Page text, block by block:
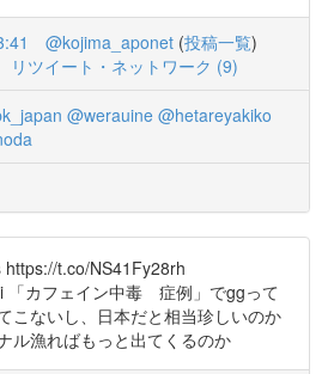
@kojima_aponet (投稿一覧)
リツイート・ネットワーク (9)
@werauine @hetareyakiko
t.co/NS41Fy28rh
「カフェイン中毒 症例」でggって
こないし、日本だと相当珍しいのか
ル漁ればもっと出てくるのか